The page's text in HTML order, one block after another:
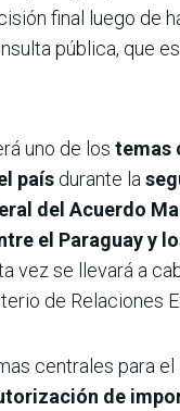
final luego de
pública, que
uno de los temas
país durante la
del Acuerdo
el Paraguay y
vez se llevará a
de Relaciones
centrales para
de